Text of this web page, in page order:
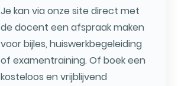
Je kan via onze site direct met
de docent een afspraak maken
voor bijles, huiswerkbegeleiding
of examentraining. Of boek een
kosteloos en vrijblijvend